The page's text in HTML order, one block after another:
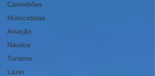
Caminhões
Motocicletas
Aviação
Náutica
Turismo
Lazer